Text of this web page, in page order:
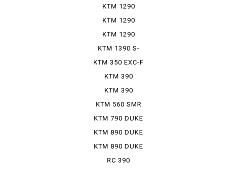
SUPER DU...
KTM 1290
SUPER DU...
KTM 1290
SUPER DU...
KTM 1290
SUPER ADO...
KTM 1390 S-
DUKE R ...
KTM 350 EXC-F
SIXD...
KTM 390
ADVENTURE
KTM 390
ADVENTURE
SW
KTM 560 SMR
KTM 790 DUKE
KTM 890 DUKE
GP
KTM 890 DUKE
R
RC 390